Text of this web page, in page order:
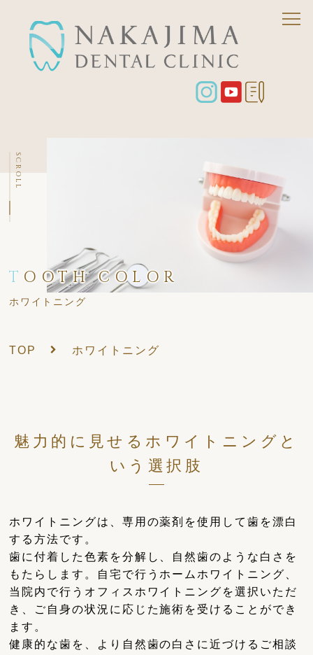
T OOTH COLOR
ホワイトニング
SCROLL
TOP ホワイトニング
魅力的に見せるホワイトニングと
いう選択肢
ホワイトニングは、専用の薬剤を使用して歯を漂白
する方法です。
歯に付着した色素を分解し、自然歯のような白さを
もたらします。自宅で行うホームホワイトニング、
当院内で行うオフィスホワイトニングを選択いただ
き、ご自身の状況に応じた施術を受けることができ
ます。
健康的な歯を、より自然歯の白さに近づけるご相談